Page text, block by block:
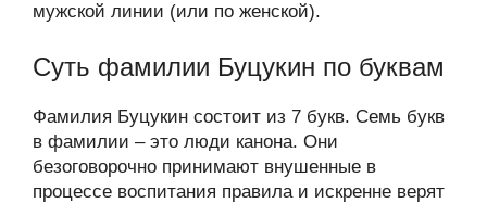
мужской линии (или по женской).
Суть фамилии Буцукин по буквам
Фамилия Буцукин состоит из 7 букв. Семь букв
в фамилии – это люди канона. Они
безоговорочно принимают внушенные в
процессе воспитания правила и искренне верят